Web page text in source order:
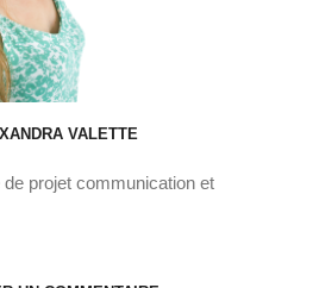
VALETTE
projet communication et